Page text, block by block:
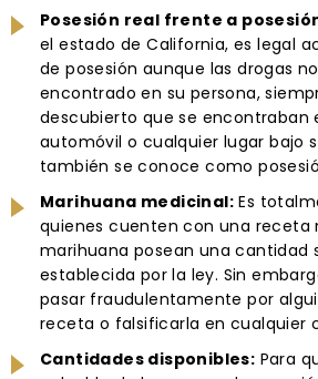
Posesión real frente a
el estado de California, es legal
de posesión aunque las drogas
encontrado en su persona,
descubierto que se encontraban
automóvil o cualquier lugar bajo
también se conoce como
Marihuana medicinal: Es
quienes cuenten con una receta
marihuana posean una cantidad
establecida por la ley. Sin
pasar fraudulentamente por
receta o falsificarla en cualquier
Cantidades disponibles: Para